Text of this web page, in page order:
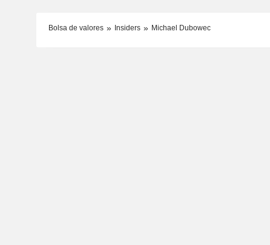
Bolsa de valores Insiders Michael Dubowec